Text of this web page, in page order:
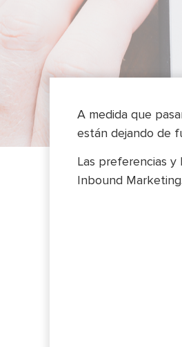
A medida que
están dejando de
Las preferencias
Inbound Marketing.